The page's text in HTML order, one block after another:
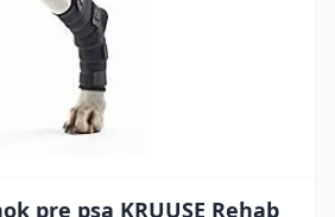
pre psa KRUUSE Rehab